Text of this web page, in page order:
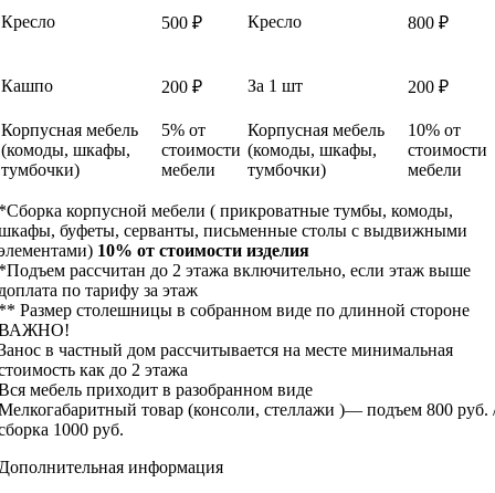
Кресло 500 ₽ Кресло 800 ₽
Кашпо 200 ₽ За 1 шт 200 ₽
Корпусная мебель
(комоды, шкафы,
тумбочки)
5% от
стоимости
мебели
Корпусная мебель
(комоды, шкафы,
тумбочки)
10% от
стоимости
мебели
корпусной мебели ( прикроватные тумбы, комоды,
буфеты, серванты, письменные столы с выдвижными
10% от стоимости изделия
рассчитан до 2 этажа включительно, если этаж выше
по тарифу за этаж
Размер столешницы в собранном виде по длинной стороне
в частный дом рассчитывается на месте минимальная
как до 2 этажа
мебель приходит в разобранном виде
товар (консоли, стеллажи )— подъем 800 руб.
1000 руб.
информация